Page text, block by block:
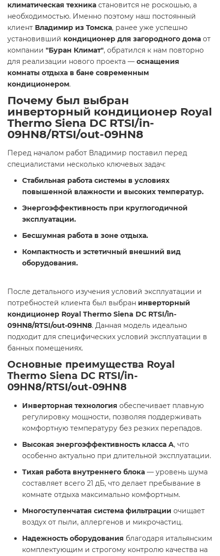
климатическая техника становится не роскошью, а
необходимостью. Именно поэтому наш постоянный
клиент Владимир из Томска, ранее уже успешно
установивший кондиционер для загородного дома от
компании "Буран Климат", обратился к нам повторно
для реализации нового проекта — оснащения
комнаты отдыха в бане современным
кондиционером.
Почему был выбран
инверторный кондиционер Royal
Thermo Siena DC RTSI/in-
09HN8/RTSI/out-09HN8
Перед началом работ Владимир поставил перед
специалистами несколько ключевых задач:
Стабильная работа системы в условиях
повышенной влажности и высоких температур.
Энергоэффективность при круглогодичной
эксплуатации.
Бесшумная работа в зоне отдыха.
Компактность и эстетичный внешний вид
оборудования.
После детального изучения условий эксплуатации и
потребностей клиента был выбран инверторный
кондиционер Royal Thermo Siena DC RTSI/in-
09HN8/RTSI/out-09HN8. Данная модель идеально
подходит для специфических условий эксплуатации в
банных помещениях.
Основные преимущества Royal
Thermo Siena DC RTSI/in-
09HN8/RTSI/out-09HN8
Инверторная технология обеспечивает плавную
регулировку мощности, позволяя поддерживать
комфортную температуру без резких перепадов.
Высокая энергоэффективность класса A, что
особенно актуально при длительной эксплуатации.
Тихая работа внутреннего блока — уровень шума
составляет всего 21 дБ, что делает пребывание в
комнате отдыха максимально комфортным.
Многоступенчатая система фильтрации очищает
воздух от пыли, аллергенов и микрочастиц.
Надежность оборудования благодаря итальянским
комплектующим и строгому контролю качества на